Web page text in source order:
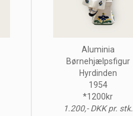
Aluminia
Børnehjælpsfigur
Hyrdinden
1954
*1200kr
1.200,- DKK pr. stk.